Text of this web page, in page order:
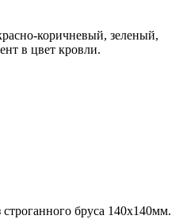
коричневый, зеленый,
в цвет кровли.
бруса 140х140мм.